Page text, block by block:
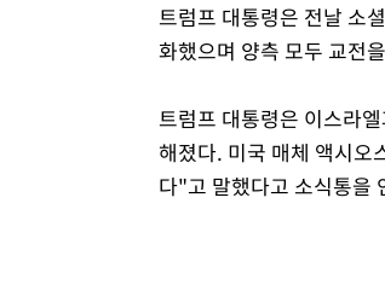
트럼프 대통령은 전날 소
화했으며 양측 모두 교전
트럼프 대통령은 이스라
해졌다. 미국 매체 액시오
다"고 말했다고 소식통을